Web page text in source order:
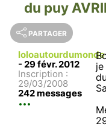
du puy
PARTAGER
loloautourdumonde
- 29 févr. 2012
Inscription :
29/03/2008
242 messages